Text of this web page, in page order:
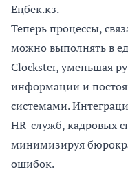
Еңбек.кз.
Теперь процессы,
можно выполнять в
Clockster, уменьшая
информации и
системами.
HR-служб, кадровых
минимизируя
ошибок.